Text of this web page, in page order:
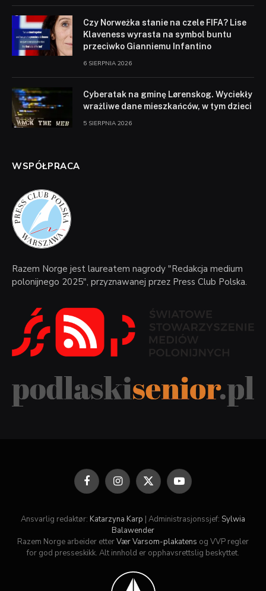
Czy Norweżka stanie na czele FIFA? Lise
Klaveness wyrasta na symbol buntu
przeciwko Gianniemu Infantino
6 SIERPNIA 2026
Cyberatak na gminę Lørenskog. Wyciekły
wrażliwe dane mieszkańców, w tym dzieci
5 SIERPNIA 2026
WSPÓŁPRACA
Razem Norge jest laureatem nagrody "Redakcja medium
polonijnego 2025", przyznawanej przez Press Club Polska.
FacebookInstagram
X
(Twitter)
YouTube
Ansvarlig redaktør: Katarzyna Karp | Administrasjonssjef: Sylwia
Balawender
Razem Norge arbeider etterVær Varsom-plakatens og VVP regler
for god presseskikk. Alt innhold er opphavsrettslig beskyttet.